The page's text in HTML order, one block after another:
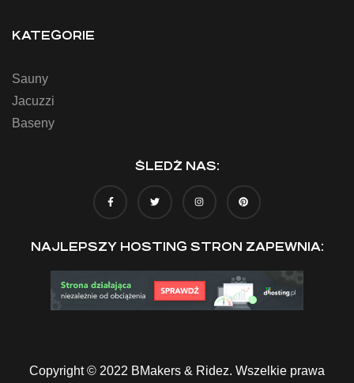
KATEGORIE
Sauny
Jacuzzi
Baseny
ŚLEDŹ NAS:
NAJLEPSZY HOSTING STRON ZAPEWNIA:
Copyright © 2022 BMakers & Ridez. Wszelkie prawa